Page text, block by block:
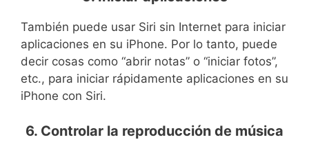
También puede usar Siri sin Internet para iniciar
aplicaciones en su iPhone. Por lo tanto, puede
decir cosas como “abrir notas” o “iniciar fotos”,
etc., para iniciar rápidamente aplicaciones en su
iPhone con Siri.
6. Controlar la reproducción de música